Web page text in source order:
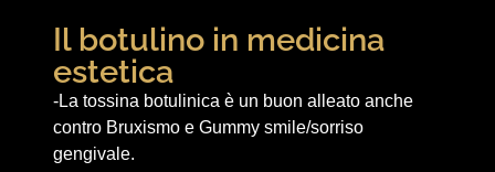
Il botulino in medicina
estetica
-La tossina botulinica è un buon alleato anche
contro Bruxismo e Gummy smile/sorriso
gengivale.